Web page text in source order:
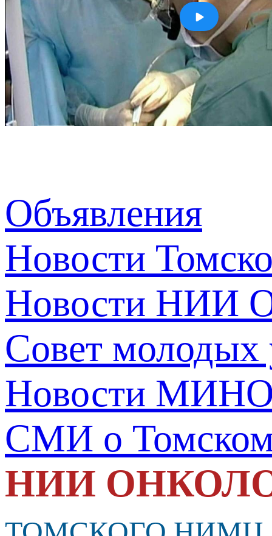
Объявления
Новости
Новости НИИ
Совет молодых
Новости
СМИ о
НИИ